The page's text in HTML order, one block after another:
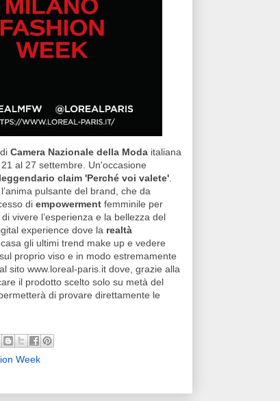
Camera Nazionale della Moda italiana
21 al 27 settembre. Un'occasione
claim 'Perché voi valete'
pulsante del brand, che da
di empowerment femminile per
vivere l’esperienza e la bellezza del
experience dove la realtà
gli ultimi trend make up e vedere
proprio viso e in modo estremamente
sito www.loreal-paris.it dove, grazie alla
il prodotto scelto solo su metà del
di provare direttamente le
Week